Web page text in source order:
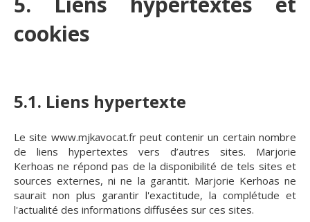
cookies
5.1. Liens hypertexte
Le site www.mjkavocat.fr peut contenir un certain nombre
de liens hypertextes vers d’autres sites. Marjorie
Kerhoas ne répond pas de la disponibilité de tels sites et
sources externes, ni ne la garantit. Marjorie Kerhoas ne
saurait non plus garantir l'exactitude, la complétude et
l'actualité des informations diffusées sur ces sites.